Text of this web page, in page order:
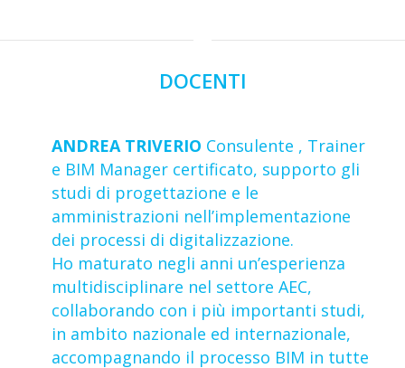
DOCENTI
ANDREA TRIVERIO Consulente , Trainer
e BIM Manager certificato, supporto gli
studi di progettazione e le
amministrazioni nell’implementazione
dei processi di digitalizzazione.
Ho maturato negli anni un’esperienza
multidisciplinare nel settore AEC,
collaborando con i più importanti studi,
in ambito nazionale ed internazionale,
accompagnando il processo BIM in tutte